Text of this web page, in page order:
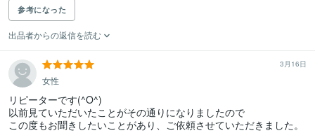
参考になった
出品者からの返信を読む
3月16日
女性
リピーターです(^O^)
以前見ていただいたことがその通りになりましたので
この度もお聞きしたいことがあり、ご依頼させていただきました。